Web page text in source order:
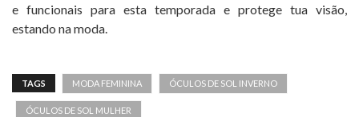
e funcionais para esta temporada e protege tua visão,
estando na moda.
TAGS MODA FEMININA ÓCULOS DE SOL INVERNO
ÓCULOS DE SOL MULHER